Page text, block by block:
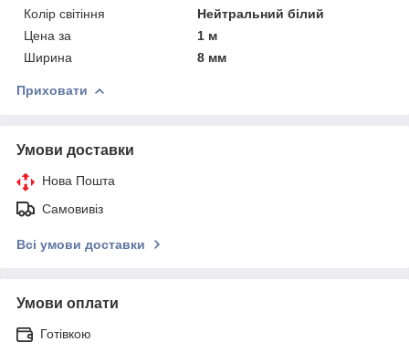
Колір світіння
Нейтральний білий
Цена за
1 м
Ширина
8 мм
Приховати
Умови доставки
Нова Пошта
Самовивіз
Всі умови доставки
Умови оплати
Готівкою